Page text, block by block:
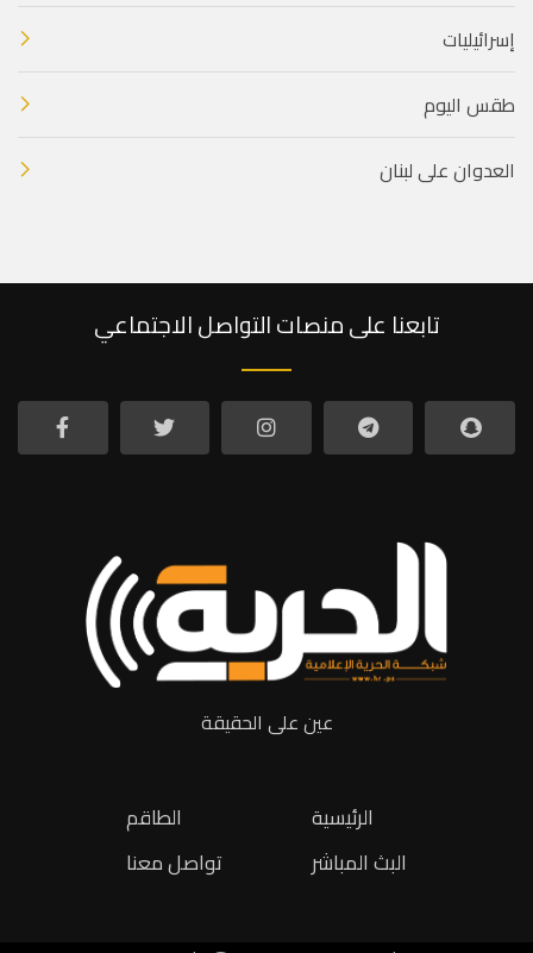
إسرائيليات
طقس اليوم
العدوان على لبنان
تابعنا على منصات التواصل الاجتماعي
عين على الحقيقة
الطاقم
تواصل معنا
الرئيسية
البث المباشر